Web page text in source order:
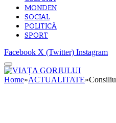
MONDEN
SOCIAL
POLITICĂ
SPORT
Facebook X (Twitter) Instagram
Home»ACTUALITATE»